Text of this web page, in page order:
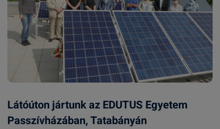
Látóúton jártunk az EDUTUS Egyetem
Passzívházában, Tatabányán